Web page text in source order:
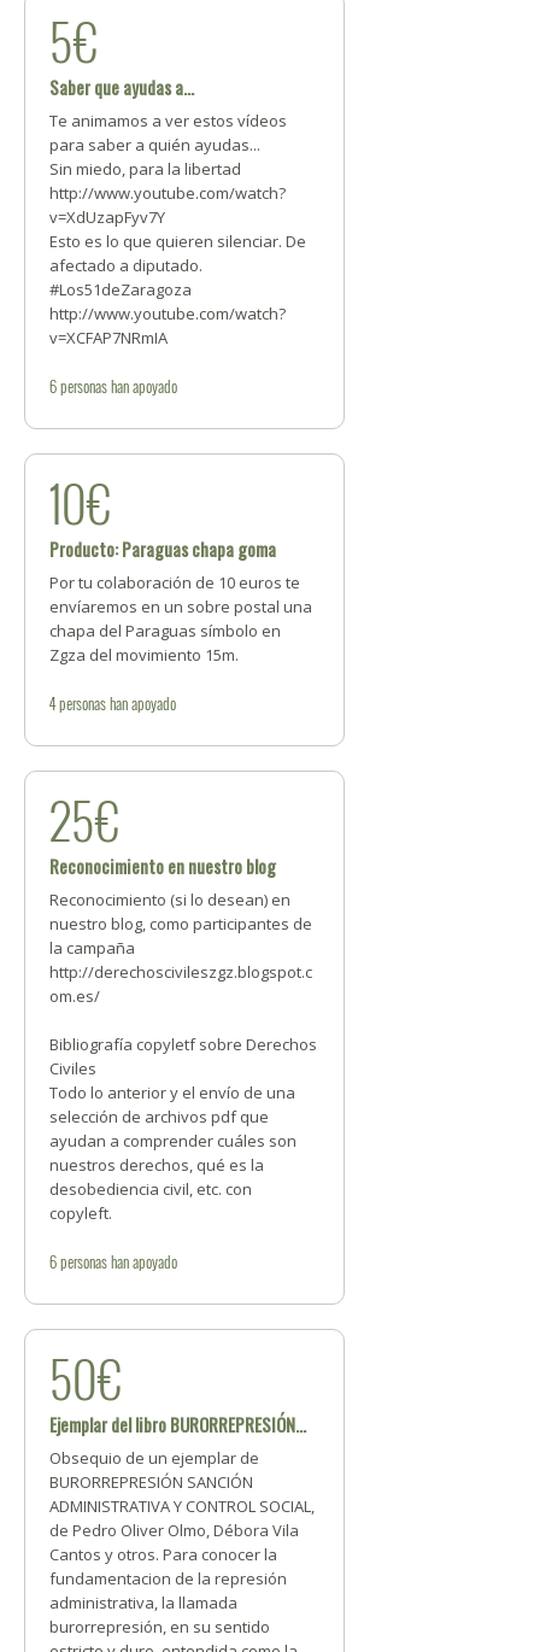
5€
Saber que ayudas a...
Te animamos a ver estos vídeos
para saber a quién ayudas...
Sin miedo, para la libertad
http://www.youtube.com/watch?
v=XdUzapFyv7Y
Esto es lo que quieren silenciar. De
afectado a diputado.
#Los51deZaragoza
http://www.youtube.com/watch?
v=XCFAP7NRmIA
6personashan apoyado
10€
Producto: Paraguas chapa goma
Por tu colaboración de 10 euros te
envíaremos en un sobre postal una
chapa del Paraguas símbolo en
Zgza del movimiento 15m.
4personashan apoyado
25€
Reconocimiento en nuestro blog
Reconocimiento (si lo desean) en
nuestro blog, como participantes de
la campaña
http://derechoscivileszgz.blogspot.c
om.es/
Bibliografía copyletf sobre Derechos
Civiles
Todo lo anterior y el envío de una
selección de archivos pdf que
ayudan a comprender cuáles son
nuestros derechos, qué es la
desobediencia civil, etc. con
copyleft.
6personashan apoyado
50€
Ejemplar del libro BURORREPRESIÓN...
Obsequio de un ejemplar de
BURORREPRESIÓN SANCIÓN
ADMINISTRATIVA Y CONTROL SOCIAL,
de Pedro Oliver Olmo, Débora Vila
Cantos y otros. Para conocer la
fundamentacion de la represión
administrativa, la llamada
burorrepresión, en su sentido